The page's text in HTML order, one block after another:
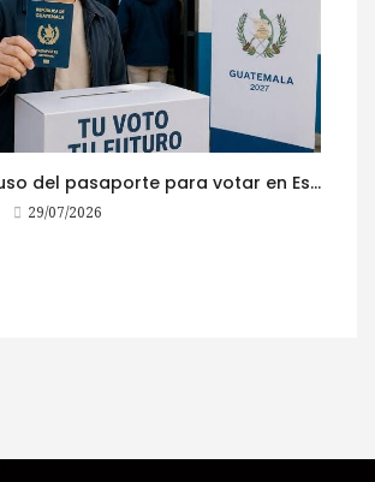
TSE habilita uso del pasaporte para votar en Estados Unidos
29/07/2026